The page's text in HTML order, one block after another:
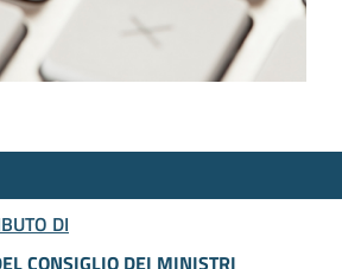
DI
CONSIGLIO DEI MINISTRI